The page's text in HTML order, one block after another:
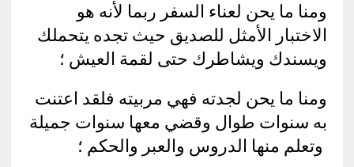
ومنا ما يحن لعناء السفر ربما لأنه هو
الاختبار الأمثل للصديق حيث تجده يتحملك
ويسندك ويشاطرك حتى لقمة العيش ؛
ومنا ما يحن لجدته فهي مربيته فلقد اعتنت
به سنوات طوال وقضي معها سنوات جميلة
وتعلم منها الدروس والعبر والحكم ؛